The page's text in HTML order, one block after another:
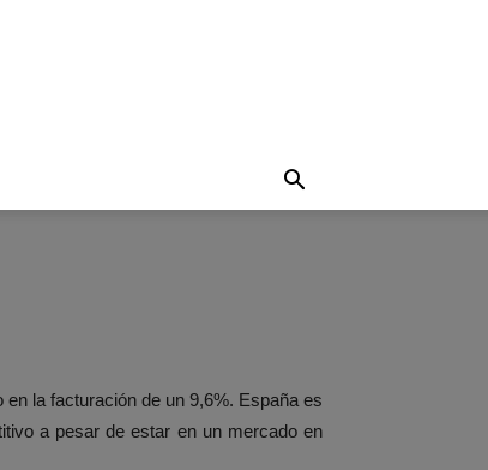
la facturación de un 9,6%. España es
a pesar de estar en un mercado en